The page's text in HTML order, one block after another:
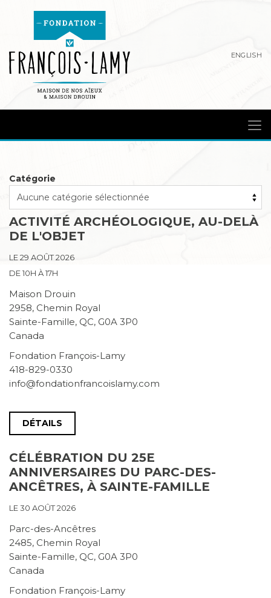
ENGLISH
Catégorie
ACTIVITÉ ARCHÉOLOGIQUE, AU-DELÀ
DE L'OBJET
LE 29 AOÛT 2026
DE 10H À 17H
Maison Drouin
2958, Chemin Royal
Sainte-Famille, QC, G0A 3P0
Canada
Fondation François-Lamy
418-829-0330
info@fondationfrancoislamy.com
DÉTAILS
CÉLÉBRATION DU 25E
ANNIVERSAIRES DU PARC-DES-
ANCÊTRES, À SAINTE-FAMILLE
LE 30 AOÛT 2026
Parc-des-Ancêtres
2485, Chemin Royal
Sainte-Famille, QC, G0A 3P0
Canada
Fondation François-Lamy